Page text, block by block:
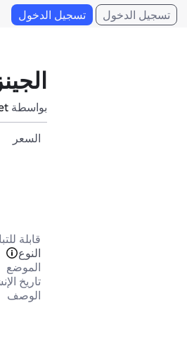
تسجيل الدخول تسجيل الدخول
بواسطة
السعر
قابلة
النوع
الموضع
تاريخ
الوصف